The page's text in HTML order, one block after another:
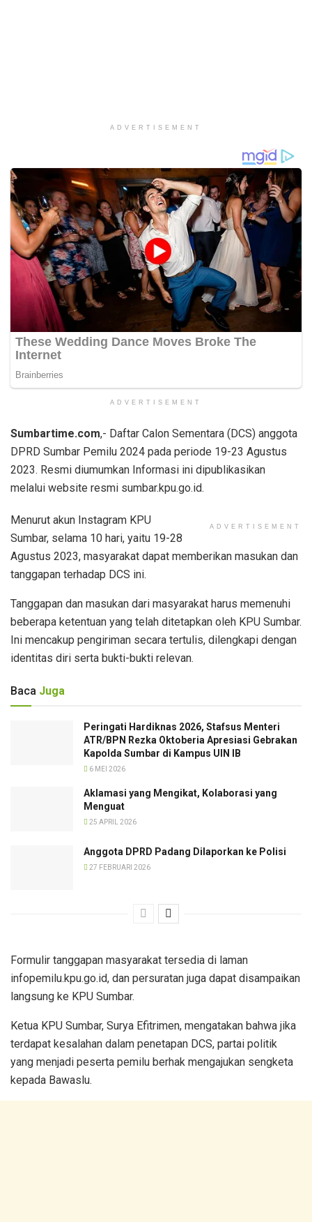
ADVERTISEMENT
ADVERTISEMENT
Sumbartime.com,- Daftar Calon Sementara (DCS) anggota
DPRD Sumbar Pemilu 2024 pada periode 19-23 Agustus
2023. Resmi diumumkan Informasi ini dipublikasikan
melalui website resmi sumbar.kpu.go.id.
ADVERTISEMENT
Menurut akun Instagram KPU
Sumbar, selama 10 hari, yaitu 19-28
Agustus 2023, masyarakat dapat memberikan masukan dan
tanggapan terhadap DCS ini.
Tanggapan dan masukan dari masyarakat harus memenuhi
beberapa ketentuan yang telah ditetapkan oleh KPU Sumbar.
Ini mencakup pengiriman secara tertulis, dilengkapi dengan
identitas diri serta bukti-bukti relevan.
Baca Juga
Peringati Hardiknas 2026, Stafsus Menteri
ATR/BPN Rezka Oktoberia Apresiasi Gebrakan
Kapolda Sumbar di Kampus UIN IB
6 MEI 2026
Aklamasi yang Mengikat, Kolaborasi yang
Menguat
25 APRIL 2026
Anggota DPRD Padang Dilaporkan ke Polisi
27 FEBRUARI 2026
Formulir tanggapan masyarakat tersedia di laman
infopemilu.kpu.go.id, dan persuratan juga dapat disampaikan
langsung ke KPU Sumbar.
Ketua KPU Sumbar, Surya Efitrimen, mengatakan bahwa jika
terdapat kesalahan dalam penetapan DCS, partai politik
yang menjadi peserta pemilu berhak mengajukan sengketa
kepada Bawaslu.